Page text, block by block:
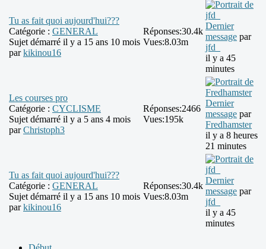
Tu as fait quoi aujourd'hui???
Catégorie : GENERAL
Sujet démarré il y a 15 ans 10 mois
parkikinou16
Réponses:30.4k
Vues:8.03m
Dernier
message par
jfd_
il y a 45
minutes
Les courses pro
Catégorie : CYCLISME
Sujet démarré il y a 5 ans 4 mois
parChristoph3
Réponses:2466
Vues:195k
Dernier
message par
Fredhamster
il y a 8 heures
21 minutes
Tu as fait quoi aujourd'hui???
Catégorie : GENERAL
Sujet démarré il y a 15 ans 10 mois
parkikinou16
Réponses:30.4k
Vues:8.03m
Dernier
message par
jfd_
il y a 45
minutes